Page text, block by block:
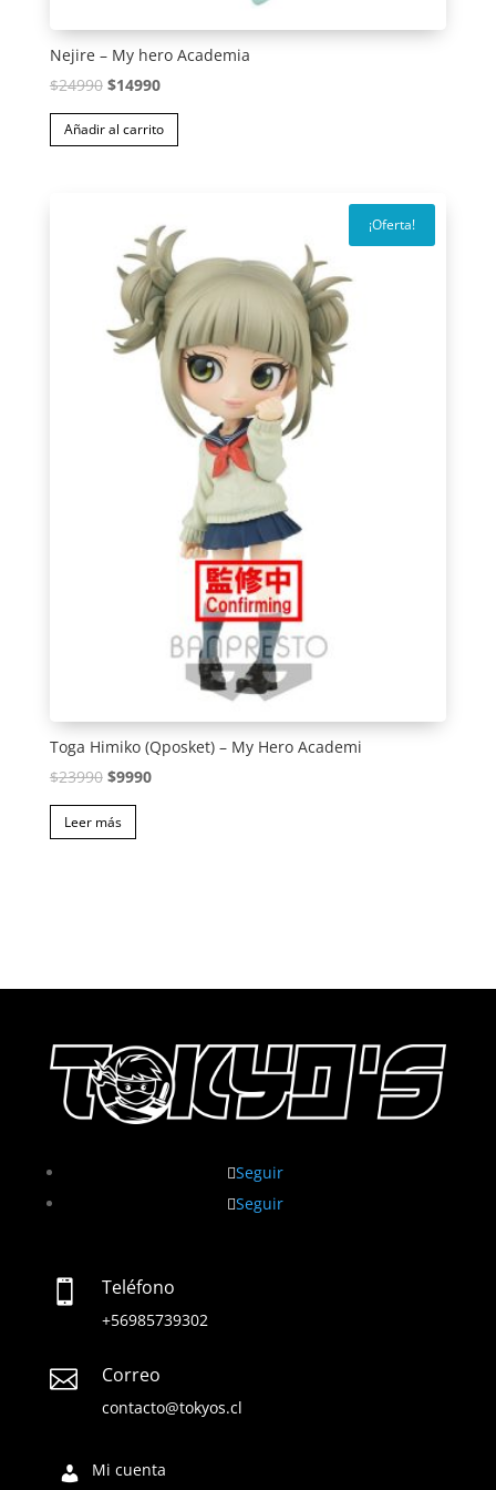
Nejire – My hero Academia
$24990 El
precio
original
$14990El
precio
actual
Añadir al carrito
¡Oferta!
Toga Himiko (Qposket) – My Hero Academi
$23990 El
precio
original
$9990El
Leer más
Seguir
Seguir
 Teléfono
+56985739302
 Correo
contacto@tokyos.cl
Mi cuenta